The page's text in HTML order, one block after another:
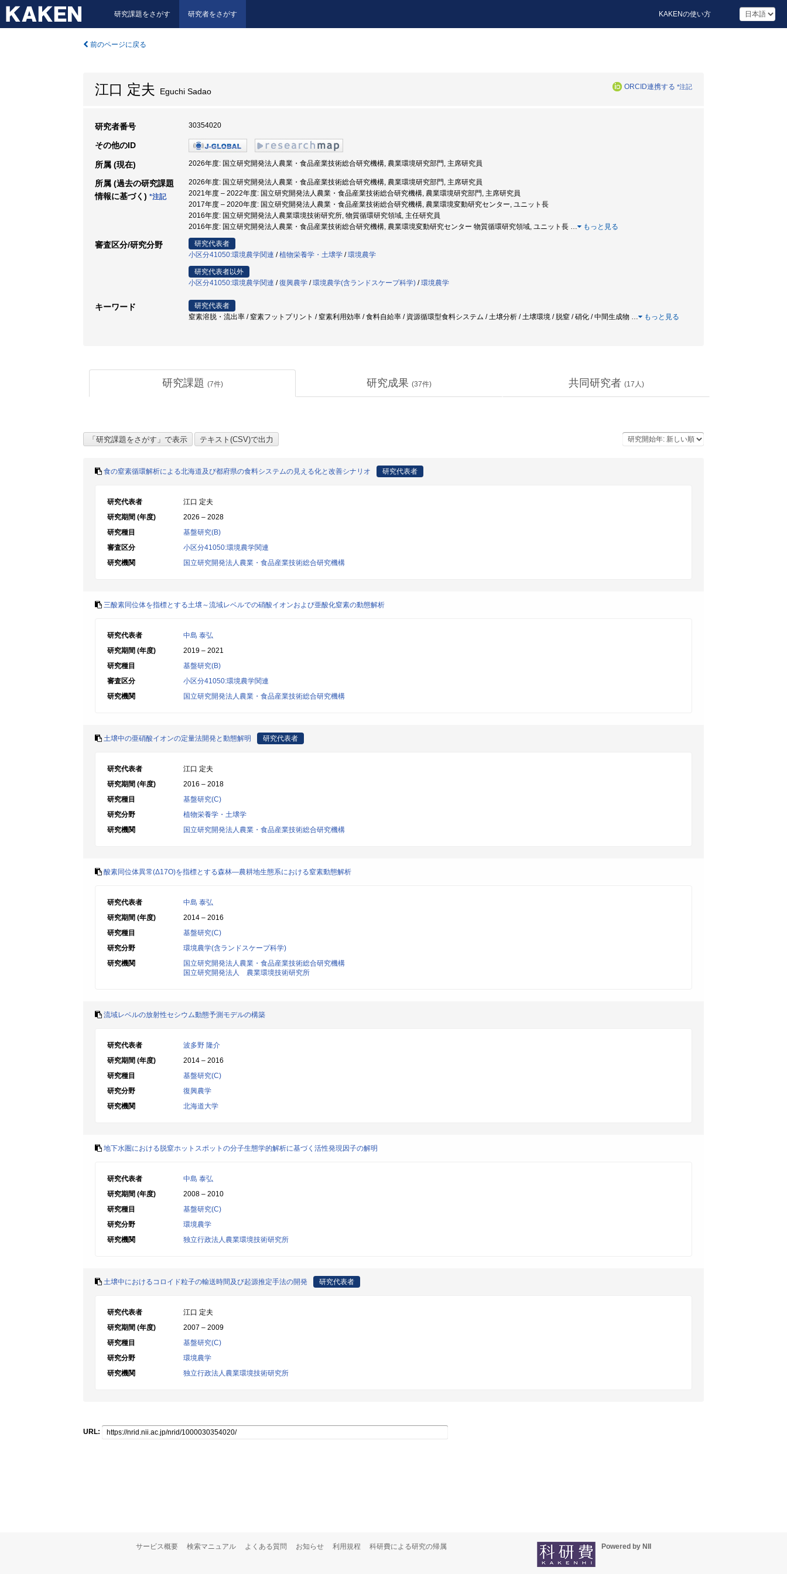
研究課題をさがす 研究者をさがす KAKENの使い方
前のページに戻る
江口 定夫 Eguchi Sadao ORCID連携する *注記
研究者番号 30354020
その他のID
所属 (現在) 2026年度: 国立研究開発法人農業・食品産業技術総合研究機構, 農業環境研究部門, 主席研究員
所属 (過去の研究課題
情報に基づく) *注記
2026年度: 国立研究開発法人農業・食品産業技術総合研究機構, 農業環境研究部門, 主席研究員
2021年度 – 2022年度: 国立研究開発法人農業・食品産業技術総合研究機構, 農業環境研究部門, 主席研究員
2017年度 – 2020年度: 国立研究開発法人農業・食品産業技術総合研究機構, 農業環境変動研究センター, ユニット長
2016年度: 国立研究開発法人農業環境技術研究所, 物質循環研究領域, 主任研究員
2016年度: 国立研究開発法人農業・食品産業技術総合研究機構, 農業環境変動研究センター 物質循環研究領域, ユニット長 … もっと見る
審査区分/研究分野
研究代表者
小区分41050:環境農学関連 /植物栄養学・土壌学 /環境農学
研究代表者以外
小区分41050:環境農学関連 /復興農学 /環境農学(含ランドスケープ科学) /環境農学
キーワード
研究代表者
窒素溶脱・流出率 / 窒素フットプリント / 窒素利用効率 / 食料自給率 / 資源循環型食料システム / 土壌分析 / 土壌環境 / 脱窒 / 硝化 / 中間生成物 … もっと見る
研究課題 (7件) 研究成果 (37件) 共同研究者 (17 人)
食の窒素循環解析による北海道及び都府県の食料システムの見える化と改善シナリオ 研究代表者
研究代表者
江口 定夫
研究期間 (年度)
2026 – 2028
研究種目
基盤研究(B)
審査区分
小区分41050:環境農学関連
研究機関
国立研究開発法人農業・食品産業技術総合研究機構
三酸素同位体を指標とする土壌～流域レベルでの硝酸イオンおよび亜酸化窒素の動態解析
研究代表者
中島 泰弘
研究期間 (年度)
2019 – 2021
研究種目
基盤研究(B)
審査区分
小区分41050:環境農学関連
研究機関
国立研究開発法人農業・食品産業技術総合研究機構
土壌中の亜硝酸イオンの定量法開発と動態解明 研究代表者
研究代表者
江口 定夫
研究期間 (年度)
2016 – 2018
研究種目
基盤研究(C)
研究分野
植物栄養学・土壌学
研究機関
国立研究開発法人農業・食品産業技術総合研究機構
酸素同位体異常(Δ17O)を指標とする森林―農耕地生態系における窒素動態解析
研究代表者
中島 泰弘
研究期間 (年度)
2014 – 2016
研究種目
基盤研究(C)
研究分野
環境農学(含ランドスケープ科学)
研究機関
国立研究開発法人農業・食品産業技術総合研究機構
国立研究開発法人 農業環境技術研究所
流域レベルの放射性セシウム動態予測モデルの構築
研究代表者
波多野 隆介
研究期間 (年度)
2014 – 2016
研究種目
基盤研究(C)
研究分野
復興農学
研究機関
北海道大学
地下水圏における脱窒ホットスポットの分子生態学的解析に基づく活性発現因子の解明
研究代表者
中島 泰弘
研究期間 (年度)
2008 – 2010
研究種目
基盤研究(C)
研究分野
環境農学
研究機関
独立行政法人農業環境技術研究所
土壌中におけるコロイド粒子の輸送時間及び起源推定手法の開発 研究代表者
研究代表者
江口 定夫
研究期間 (年度)
2007 – 2009
研究種目
基盤研究(C)
研究分野
環境農学
研究機関
独立行政法人農業環境技術研究所
URL:
サービス概要 検索マニュアル よくある質問 お知らせ 利用規程 科研費による研究の帰属 Powered by NII